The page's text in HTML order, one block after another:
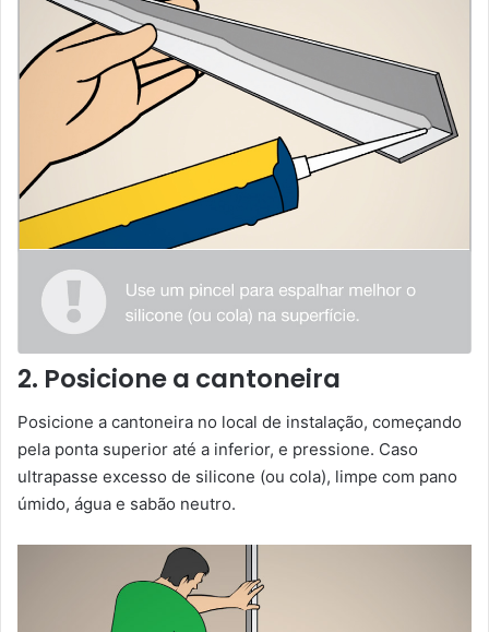
2. Posicione a cantoneira
Posicione a cantoneira no local de instalação, começando
pela ponta superior até a inferior, e pressione. Caso
ultrapasse excesso de silicone (ou cola), limpe com pano
úmido, água e sabão neutro.